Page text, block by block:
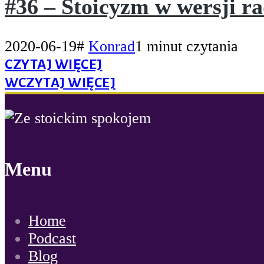
#36 – Stoicyzm w wersji
2020-06-19# Konrad1 minut czytania
CZYTAJ WIĘCEJ
WCZYTAJ WIĘCEJ
Menu
Home
Podcast
Blog